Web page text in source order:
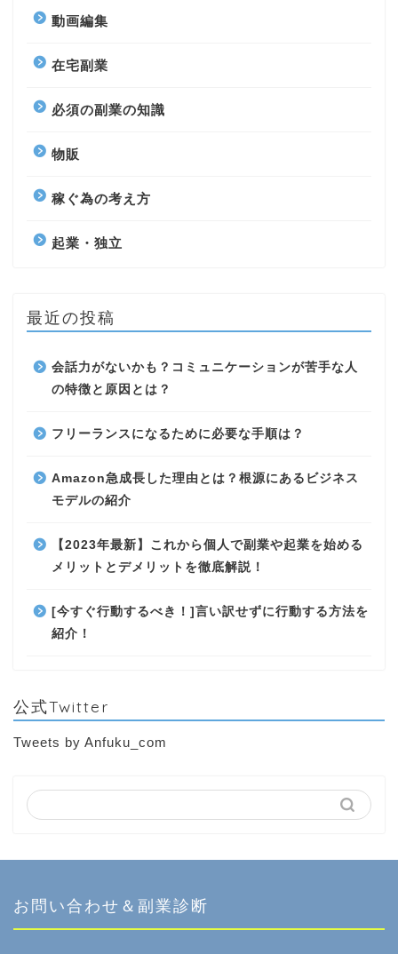
動画編集
在宅副業
必須の副業の知識
物販
稼ぐ為の考え方
起業・独立
最近の投稿
会話力がないかも？コミュニケーションが苦手な人
の特徴と原因とは？
フリーランスになるために必要な手順は？
Amazon急成長した理由とは？根源にあるビジネス
モデルの紹介
【2023年最新】これから個人で副業や起業を始める
メリットとデメリットを徹底解説！
[今すぐ行動するべき！]言い訳せずに行動する方法を
紹介！
公式Twitter
Tweets by Anfuku_com
お問い合わせ＆副業診断